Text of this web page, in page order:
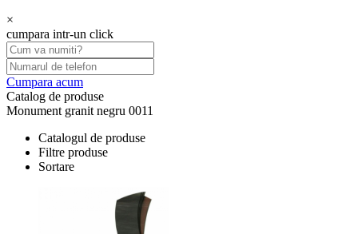
×
cumpara intr-un click
Cumpara acum
Catalog de produse
Monument granit negru 0011
Catalogul de produse
Filtre produse
Sortare